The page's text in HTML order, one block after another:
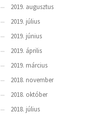
2019. augusztus
2019. július
2019. június
2019. április
2019. március
2018. november
2018. október
2018. július